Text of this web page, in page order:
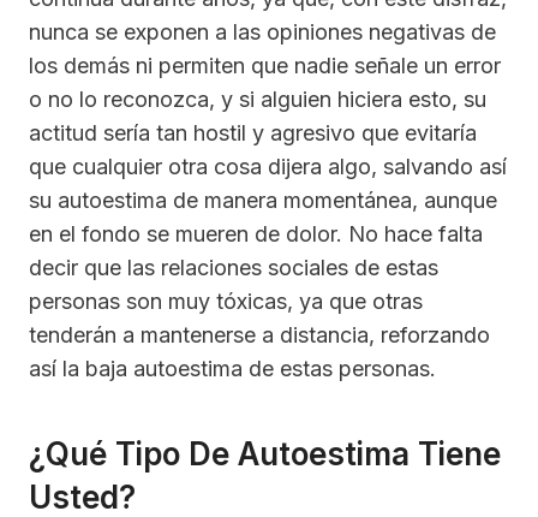
nunca se exponen a las opiniones negativas de
los demás ni permiten que nadie señale un error
o no lo reconozca, y si alguien hiciera esto, su
actitud sería tan hostil y agresivo que evitaría
que cualquier otra cosa dijera algo, salvando así
su autoestima de manera momentánea, aunque
en el fondo se mueren de dolor. No hace falta
decir que las relaciones sociales de estas
personas son muy tóxicas, ya que otras
tenderán a mantenerse a distancia, reforzando
así la baja autoestima de estas personas.
¿Qué Tipo De Autoestima Tiene
Usted?